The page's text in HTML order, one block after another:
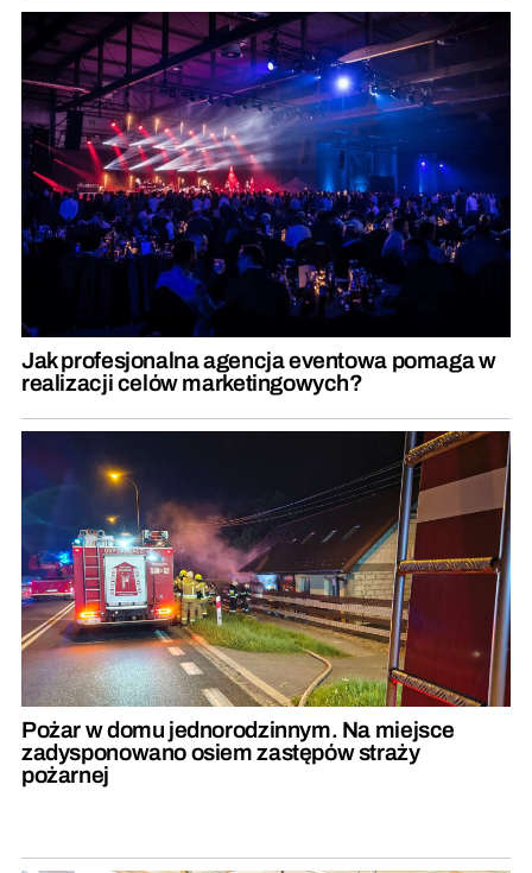
Jak profesjonalna agencja eventowa pomaga w
realizacji celów marketingowych?
Pożar w domu jednorodzinnym. Na miejsce
zadysponowano osiem zastępów straży
pożarnej